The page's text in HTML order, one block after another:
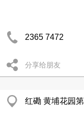
2365 7472
分享给朋友
红磡 黄埔花园